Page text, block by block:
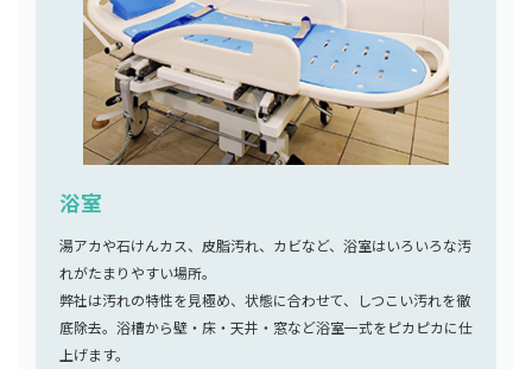
浴室
湯アカや石けんカス、皮脂汚れ、カビなど、浴室はいろいろな汚
れがたまりやすい場所。
弊社は汚れの特性を見極め、状態に合わせて、しつこい汚れを徹
底除去。浴槽から壁・床・天井・窓など浴室一式をピカピカに仕
上げます。